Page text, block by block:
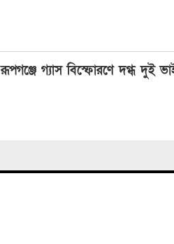
রূপগঞ্জে গ্যাস বিস্ফোরণে দগ্ধ দুই